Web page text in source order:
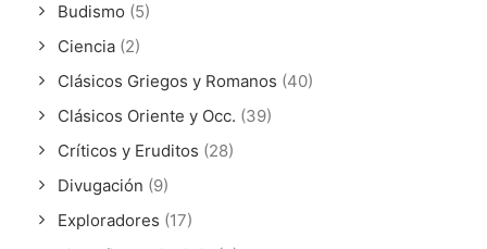
Budismo (5)
Ciencia (2)
Clásicos Griegos y Romanos (40)
Clásicos Oriente y Occ. (39)
Críticos y Eruditos (28)
Divugación (9)
Exploradores (17)